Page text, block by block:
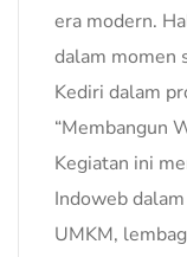
era modern.
dalam momen
Kediri dalam
“Membangun
Kegiatan ini
Indoweb
UMKM,